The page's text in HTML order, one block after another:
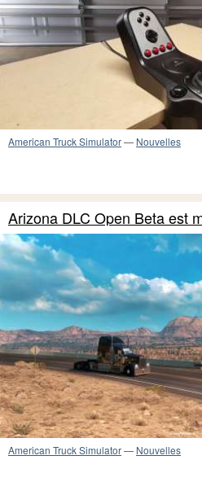
American Truck Simulator— Nouvelles
Arizona DLC Open Beta est
American Truck Simulator— Nouvelles